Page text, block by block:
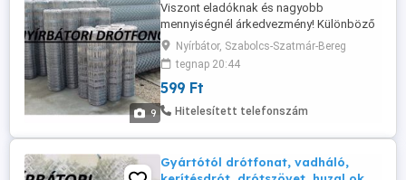
9
Viszont eladóknak és nagyobb
mennyiségnél árkedvezmény! Különböző
méretű (huzalvastagság, lyukméret,
magasság) horganyzott és műanyagos
drótfonatok, vadvédelmi hálók,
madárháló, tcs.fonat, csibedrót, valamint
horganyzott, tüskés és fekete huzalok
gépfonat: 60x60/1,7/1000 ...
Nyírbátor, Szabolcs-Szatmár-Bereg
tegnap 20:44
599 Ft
Hitelesített telefonszám
Gyártótól drótfonat, vadháló,